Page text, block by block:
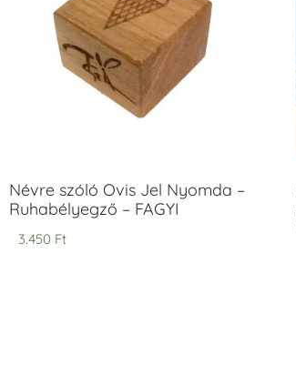
Névre szóló Ovis Jel Nyomda –
Ruhabélyegző – FAGYI
3.450 Ft